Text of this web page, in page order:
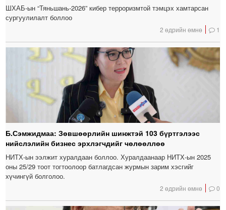
ШХАБ-ын “Тяньшань-2026” кибер терроризмтой тэмцэх хамтарсан
сургуулилалт боллоо
2 өдрийн өмнө 1
Б.Сэмжидмаа: Зөвшөөрлийн шинжтэй 103 бүртгэлээс
нийслэлийн бизнес эрхлэгчдийг чөлөөллөө
НИТХ-ын ээлжит хуралдаан боллоо. Хуралдаанаар НИТХ-ын 2025
оны 25/29 тоот тогтоолоор батлагдсан журмын зарим хэсгийг
хүчингүй болголоо.
2 өдрийн өмнө 0